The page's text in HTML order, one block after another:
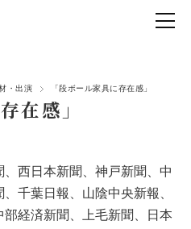
・出演 「段ボール家具に存在感」
在感」
西日本新聞、神戸新聞、中
千葉日報、山陰中央新報、
経済新聞、上毛新聞、日本